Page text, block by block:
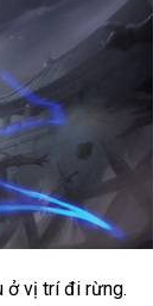
ở vị trí đi rừng.